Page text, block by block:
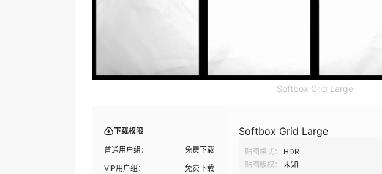
Softbox Grid Large
下载权限
普通用户组：
免费下载
VIP用户组：
免费下载
Softbox Grid Large
贴图格式： HDR
贴图版权：
未知